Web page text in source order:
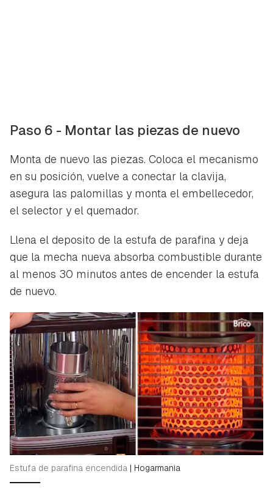
Paso 6 - Montar las piezas de nuevo
Monta de nuevo las piezas. Coloca el mecanismo
en su posición, vuelve a conectar la clavija,
asegura las palomillas y monta el embellecedor,
el selector y el quemador.
Llena el deposito de la estufa de parafina y deja
que la mecha nueva absorba combustible durante
al menos 30 minutos antes de encender la estufa
de nuevo.
Estufa de parafina encendida | Hogarmania